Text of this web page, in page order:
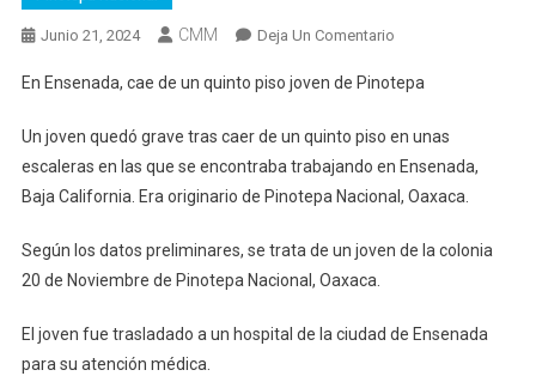
Junio 21, 2024 CMM Deja Un ComentarioEn
Ensenada,
De
Un
Quinto
Joven
En Ensenada, cae de un quinto piso joven de Pinotepa
Un joven quedó grave tras caer de un quinto piso en unas
escaleras en las que se encontraba trabajando en Ensenada,
Baja California. Era originario de Pinotepa Nacional, Oaxaca.
Según los datos preliminares, se trata de un joven de la colonia
20 de Noviembre de Pinotepa Nacional, Oaxaca.
El joven fue trasladado a un hospital de la ciudad de Ensenada
para su atención médica.